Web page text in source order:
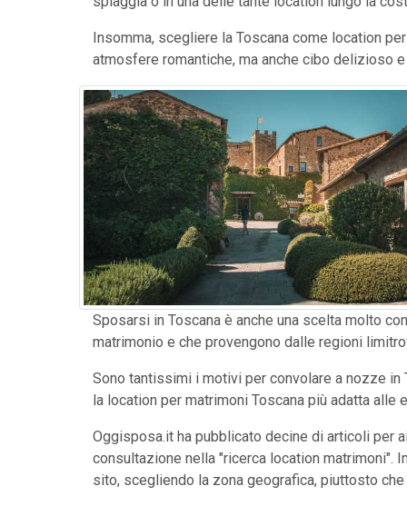
Insomma, scegliere la Toscana come location
atmosfere romantiche, ma anche cibo delizioso
Sposarsi in Toscana è anche una scelta molto
matrimonio e che provengono dalle regioni
Sono tantissimi i motivi per convolare a nozze
la location per matrimoni Toscana più adatta
Oggisposa.it ha pubblicato decine di articoli per
consultazione nella "ricerca location matrimoni".
sito, scegliendo la zona geografica, piuttosto